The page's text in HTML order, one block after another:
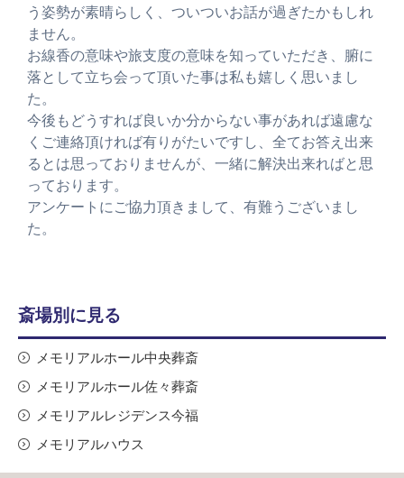
う姿勢が素晴らしく、ついついお話が過ぎたかもしれ
ません。
お線香の意味や旅支度の意味を知っていただき、腑に
落として立ち会って頂いた事は私も嬉しく思いまし
た。
今後もどうすれば良いか分からない事があれば遠慮な
くご連絡頂ければ有りがたいですし、全てお答え出来
るとは思っておりませんが、一緒に解決出来ればと思
っております。
アンケートにご協力頂きまして、有難うございまし
た。
斎場別に見る
メモリアルホール中央葬斎
メモリアルホール佐々葬斎
メモリアルレジデンス今福
メモリアルハウス